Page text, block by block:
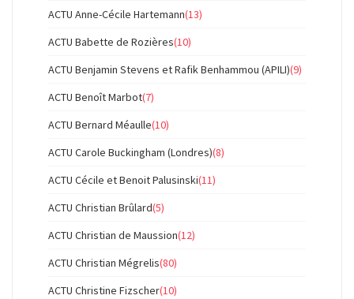
ACTU Anne-Cécile Hartemann(13)
ACTU Babette de Rozières(10)
ACTU Benjamin Stevens et Rafik Benhammou (APILI)(9)
ACTU Benoît Marbot(7)
ACTU Bernard Méaulle(10)
ACTU Carole Buckingham (Londres)(8)
ACTU Cécile et Benoit Palusinski(11)
ACTU Christian Brûlard(5)
ACTU Christian de Maussion(12)
ACTU Christian Mégrelis(80)
ACTU Christine Fizscher(10)